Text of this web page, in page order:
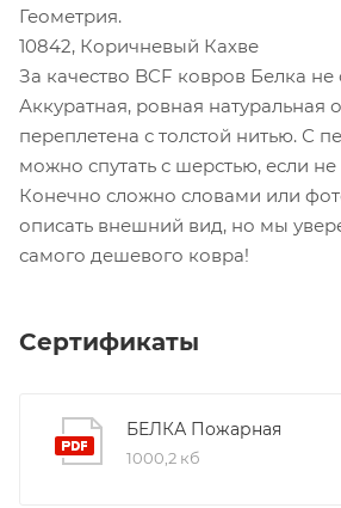
Геометрия.
10842, Коричневый Кахве
За качество BCF ковров Белка не
Аккуратная, ровная натуральная
переплетена с толстой нитью. С
можно спутать с шерстью, если не
Конечно сложно словами или
описать внешний вид, но мы
самого дешевого ковра!
Сертификаты
БЕЛКА Пожарная
1000,2 кб